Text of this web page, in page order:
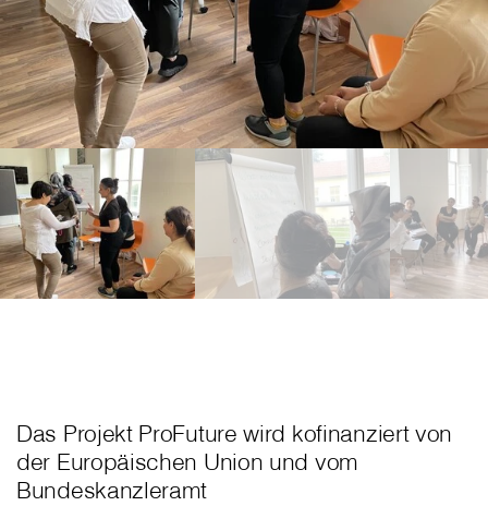
Das Projekt ProFuture wird kofinanziert von
der Europäischen Union und vom
Bundeskanzleramt